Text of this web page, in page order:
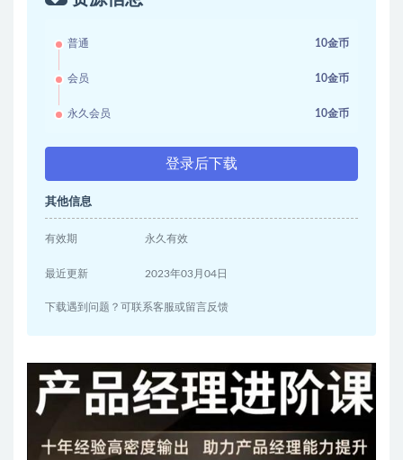
普通 10金币
会员 10金币
永久会员 10金币
登录后下载
其他信息
有效期 永久有效
最近更新 2023年03月04日
下载遇到问题？可联系客服或留言反馈